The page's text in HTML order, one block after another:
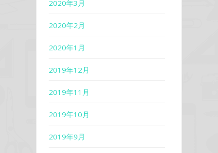
2020年3月
2020年2月
2020年1月
2019年12月
2019年11月
2019年10月
2019年9月